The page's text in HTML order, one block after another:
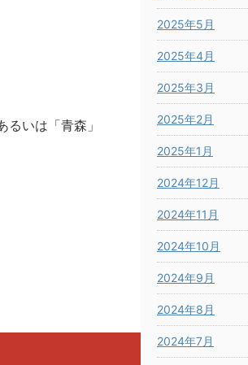
いは「青森」
2025年5月
2025年4月
2025年3月
2025年2月
2025年1月
2024年12月
2024年11月
2024年10月
2024年9月
2024年8月
2024年7月